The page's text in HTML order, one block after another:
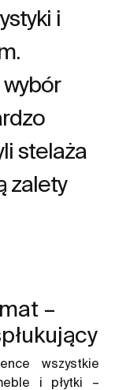
i
stelaża
zalety
–
wszystkie
i płytki –